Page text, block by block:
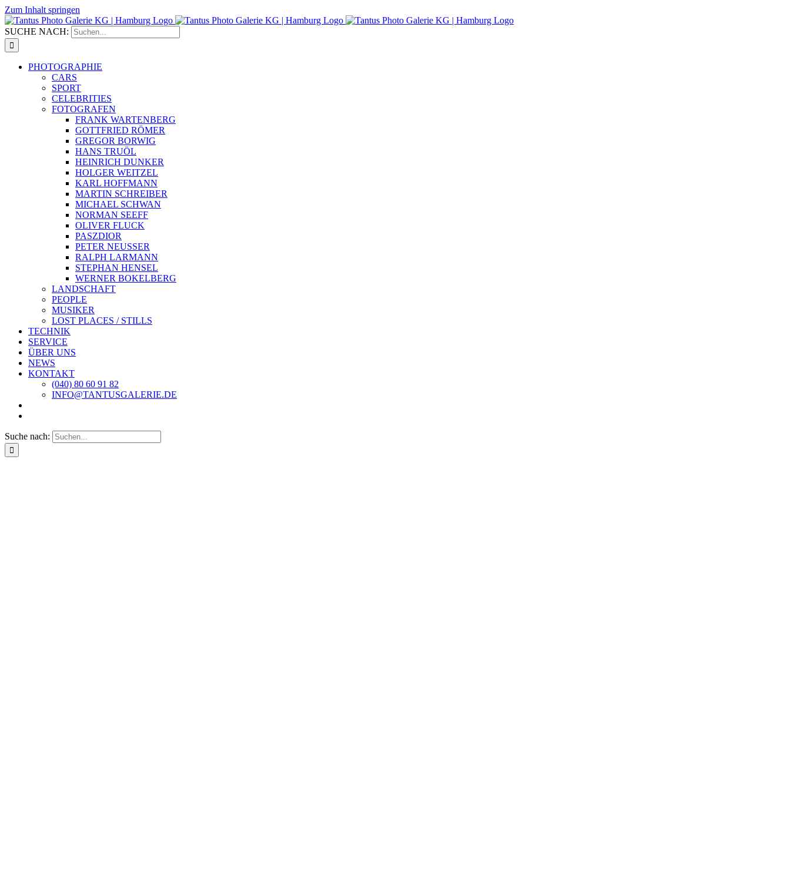
Zum Inhalt springen
SUCHE NACH:
PHOTOGRAPHIE
CARS
SPORT
CELEBRITIES
FOTOGRAFEN
FRANK WARTENBERG
GOTTFRIED RÖMER
GREGOR BORWIG
HANS TRUÖL
HEINRICH DUNKER
HOLGER WEITZEL
KARL HOFFMANN
MARTIN SCHREIBER
MICHAEL SCHWAN
NORMAN SEEFF
OLIVER FLUCK
PASZDIOR
PETER NEUSSER
RALPH LARMANN
STEPHAN HENSEL
WERNER BOKELBERG
LANDSCHAFT
PEOPLE
MUSIKER
LOST PLACES / STILLS
TECHNIK
SERVICE
ÜBER UNS
NEWS
KONTAKT
(040) 80 60 91 82
INFO@TANTUSGALERIE.DE
Suche nach: